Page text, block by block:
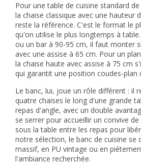
Pour une table de cuisine standard
la chaise classique avec une hauteur
reste la référence. C'est le format le
qu'on utilise le plus longtemps à
ou un bar à 90-95 cm, il faut monter
avec une assise à 65 cm. Pour un
la chaise haute avec assise à 75 cm
qui garantit une position coudes-plan
Le banc, lui, joue un rôle différent : il
quatre chaises le long d'une grande
repas d'angle, avec un double
se serrer pour accueillir un convive
sous la table entre les repas pour
notre sélection, le banc de cuisine se
massif, en PU vintage ou en
l'ambiance recherchée.